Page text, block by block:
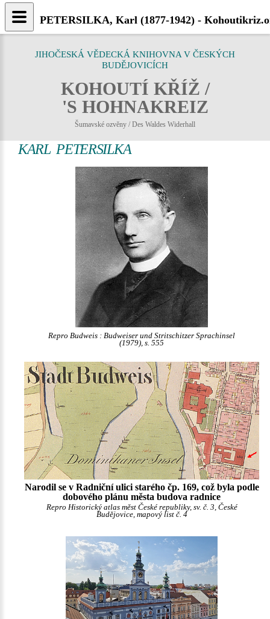
JIHOČESKÁ VĚDECKÁ KNIHOVNA V ČESKÝCH
BUDĚJOVICÍCH
KOHOUTÍ KŘÍŽ /
'S HOHNAKREIZ
Šumavské ozvěny / Des Waldes Widerhall
KARL PETERSILKA
Repro Budweis : Budweiser und Stritschitzer Sprachinsel
(1979), s. 555
Narodil se v Radniční ulici starého čp. 169, což byla podle
dobového plánu města budova radnice
Repro Historický atlas měst České republiky, sv. č. 3, České
Budějovice, mapový list č. 4
PETERSILKA, Karl (1877-1942) -